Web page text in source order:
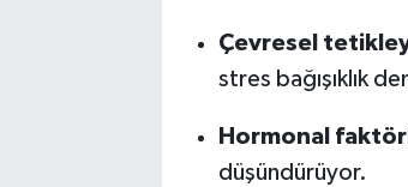
Çevresel
stres bağışıklık
Hormonal
düşündürüyor.